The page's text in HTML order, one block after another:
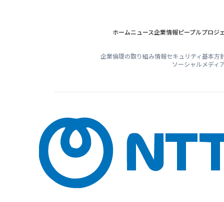
ホームニュース企業情報ピープルプロジ
企業倫理の取り組み情報セキュリティ基本方
ソーシャルメディ